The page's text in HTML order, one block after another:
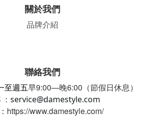
關於我們
品牌介紹
聯絡我們
至週五早9:00—晚6:00（節假日休息）
service@damestyle.com
https://www.damestyle.com/